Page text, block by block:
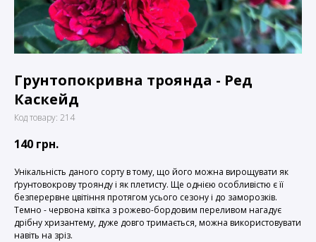
Грунтопокривна троянда - Ред
Каскейд
Код товару: 214
140 грн.
Унікальність даного сорту в тому, що його можна вирощувати як
ґрунтовокрову троянду і як плетисту. Ще однією особливістю є її
безперервне цвітіння протягом усього сезону і до заморозків.
Темно - червона квітка з рожево-бордовим переливом нагадує
дрібну хризантему, дуже довго тримається, можна використовувати
навіть на зріз.